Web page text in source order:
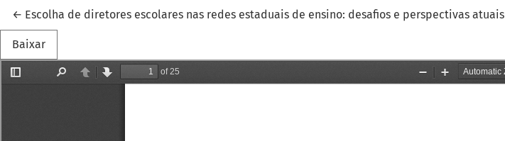
← Voltar aos Detalhes do Artigo
Escolha de diretores escolares nas redes estaduais de ensino: desafios e perspectivas atuais
Baixar